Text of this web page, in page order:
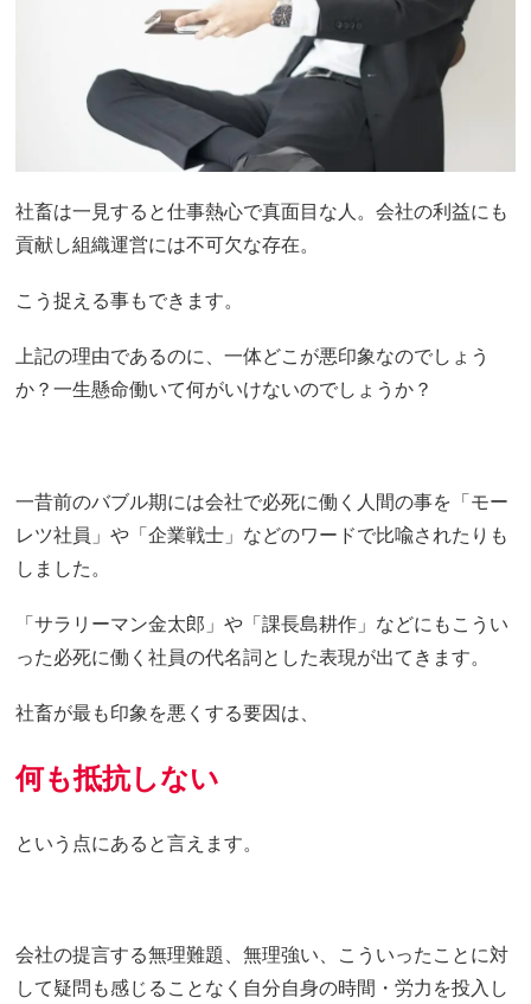
社畜は一見すると仕事熱心で真面目な人。会社の利益にも
貢献し組織運営には不可欠な存在。
こう捉える事もできます。
上記の理由であるのに、一体どこが悪印象なのでしょう
か？一生懸命働いて何がいけないのでしょうか？
一昔前のバブル期には会社で必死に働く人間の事を「モー
レツ社員」や「企業戦士」などのワードで比喩されたりも
しました。
「サラリーマン金太郎」や「課長島耕作」などにもこうい
った必死に働く社員の代名詞とした表現が出てきます。
社畜が最も印象を悪くする要因は、
何も抵抗しない
という点にあると言えます。
会社の提言する無理難題、無理強い、こういったことに対
して疑問も感じることなく自分自身の時間・労力を投入し